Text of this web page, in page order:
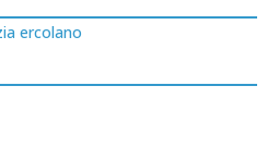
ercolano